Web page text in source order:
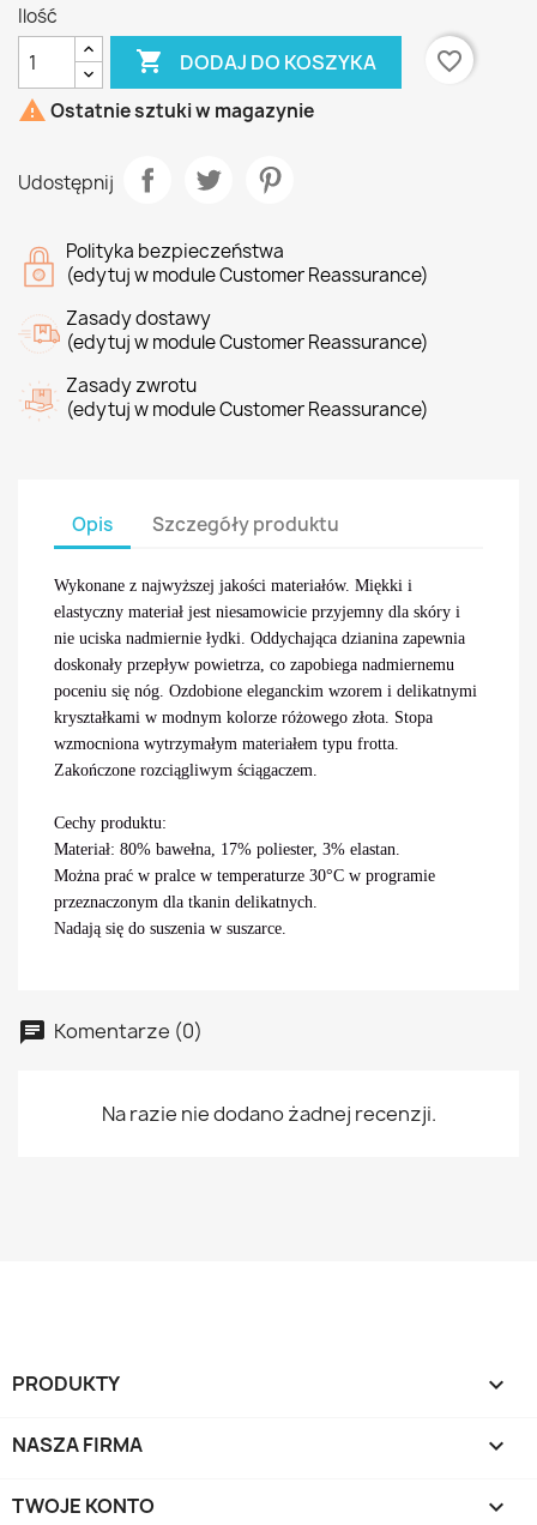
Ilość
 DODAJ DO KOSZYKA
favorite_border
 Ostatnie sztuki w magazynie
Udostępnij
Polityka bezpieczeństwa
(edytuj w module Customer Reassurance)
Zasady dostawy
(edytuj w module Customer Reassurance)
Zasady zwrotu
(edytuj w module Customer Reassurance)
Opis Szczegóły produktu
Wykonane z najwyższej jakości materiałów. Miękki i
elastyczny materiał jest niesamowicie przyjemny dla skóry i
nie uciska nadmiernie łydki. Oddychająca dzianina zapewnia
doskonały przepływ powietrza, co zapobiega nadmiernemu
poceniu się nóg. Ozdobione eleganckim wzorem i delikatnymi
kryształkami w modnym kolorze różowego złota. Stopa
wzmocniona wytrzymałym materiałem typu frotta.
Zakończone rozciągliwym ściągaczem.
Cechy produktu:
Materiał: 80% bawełna, 17% poliester, 3% elastan.
Można prać w pralce w temperaturze 30°C w programie
przeznaczonym dla tkanin delikatnych.
Nadają się do suszenia w suszarce.
Komentarze (0)
Na razie nie dodano żadnej recenzji.
PRODUKTY 
NASZA FIRMA 
TWOJE KONTO 